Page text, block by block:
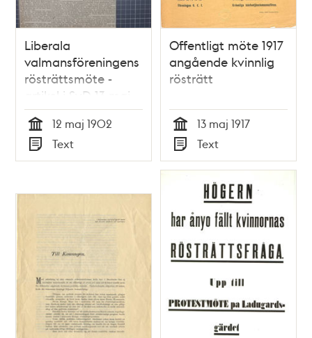
Liberala
valmansföreningens
rösträttsmöte -
artikel i SvD 13 maj
1902
Tid
12 maj 1902
Typ
Text
Offentligt möte 1917
angående kvinnlig
rösträtt
Tid
13 maj 1917
Typ
Text